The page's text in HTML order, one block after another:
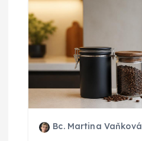
Bc. Martina Vaňková